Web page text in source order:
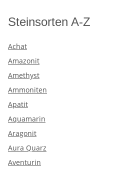
Steinsorten A-Z
Achat
Amazonit
Amethyst
Ammoniten
Apatit
Aquamarin
Aragonit
Aura Quarz
Aventurin